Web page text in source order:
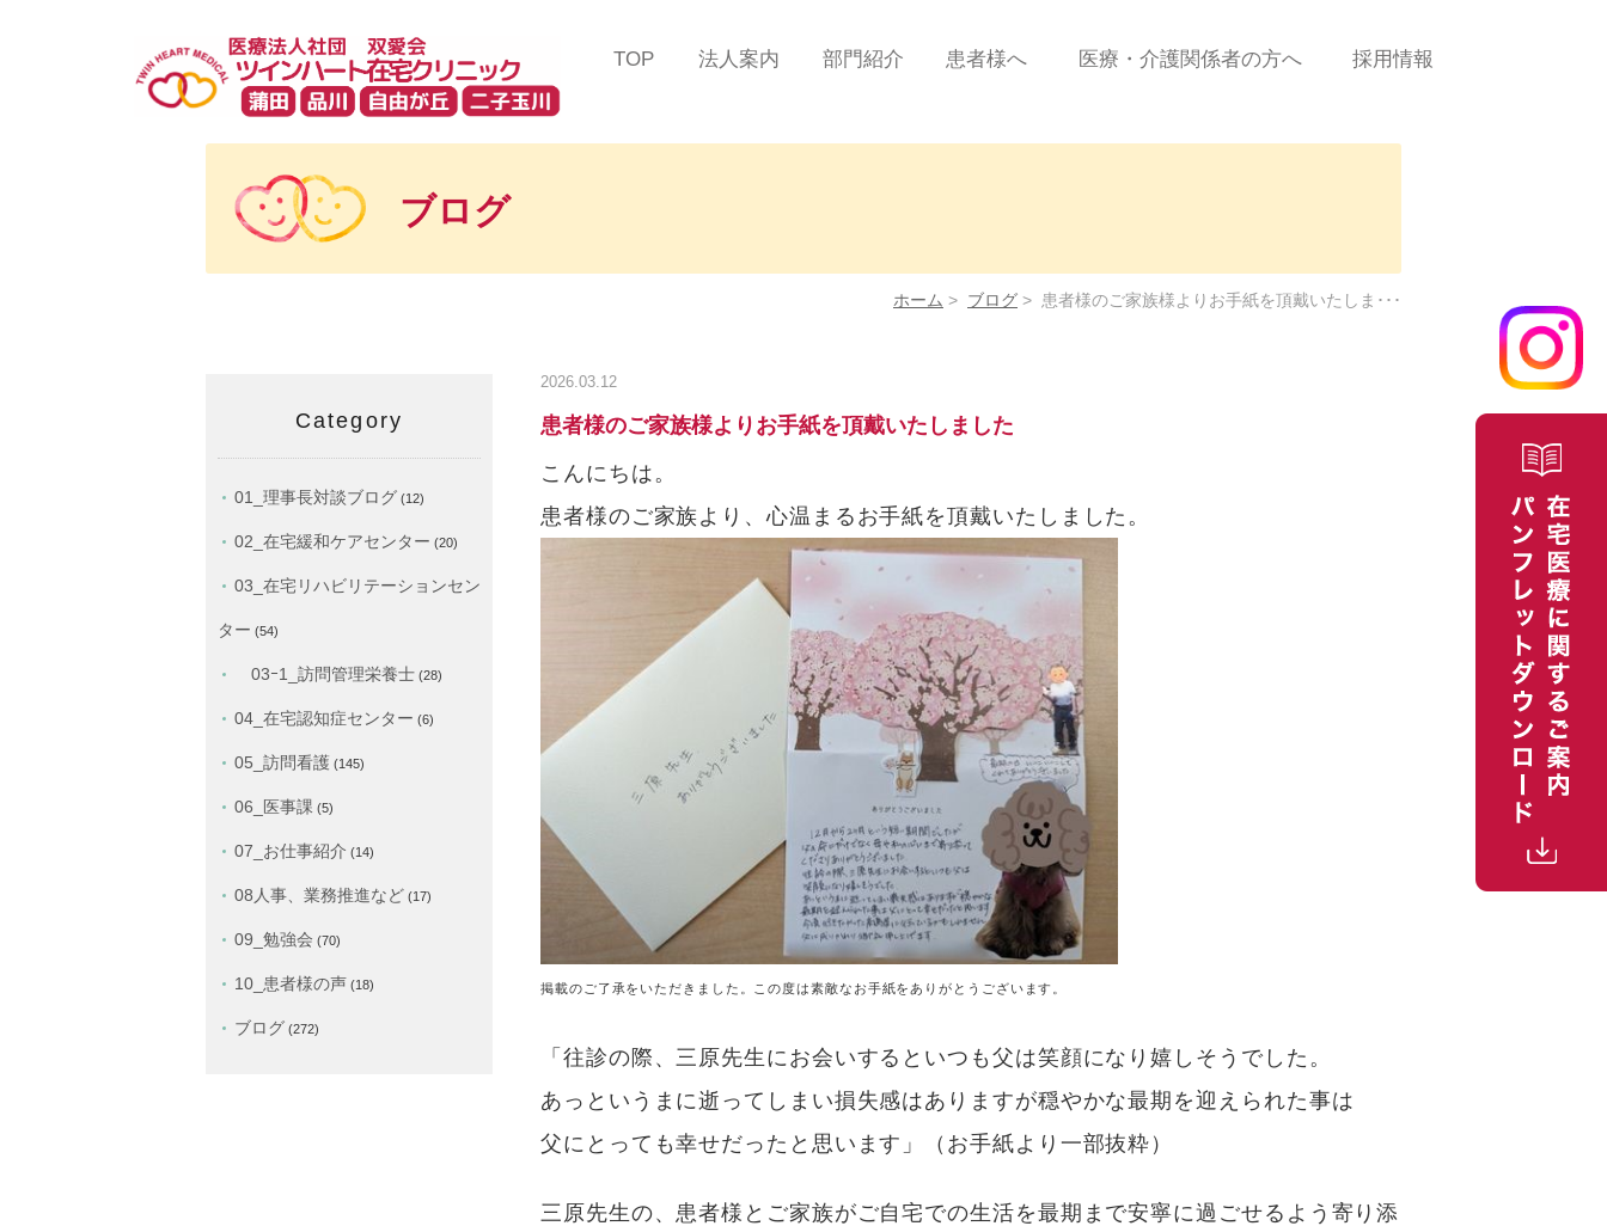
TOP 法人案内
ック品川
ツインハート在宅クリニ
ック二子玉川
Instagram
実績紹介／連携医療機関
意思決定支援に関する指
針
情報セキュリティ基本方
プライバシーポリシー
部門紹介
在宅認知症センター
訪問看護部門
訪問栄養部門
患者様相談室
臨床研究倫理審査委員会
患者様へ
よくある質問/お問合せ
医療・介護関係者の方へ
＜WEBフォーム＞
採用情報
ブログ
ホーム > ブログ > 患者様のご家族様よりお手紙を頂戴いたしま･･･
2026.03.12
患者様のご家族様よりお手紙を頂戴いたしました
こんにちは。
患者様のご家族より、心温まるお手紙を頂戴いたしました。
掲載のご了承をいただきました。この度は素敵なお手紙をありがとうございます。
「往診の際、三原先生にお会いするといつも父は笑顔になり嬉しそうでした。
あっというまに逝ってしまい損失感はありますが穏やかな最期を迎えられた事は
父にとっても幸せだったと思います」（お手紙より一部抜粋）
三原先生の、患者様とご家族がご自宅での生活を最期まで安寧に過ごせるよう寄り添
Category
01_理事長対談ブログ (12)
02_在宅緩和ケアセンター (20)
03_在宅リハビリテーションセン
ター (54)
03ｰ1_訪問管理栄養士 (28)
04_在宅認知症センター (6)
05_訪問看護 (145)
06_医事課 (5)
07_お仕事紹介 (14)
08人事、業務推進など (17)
09_勉強会 (70)
10_患者様の声 (18)
ブログ (272)